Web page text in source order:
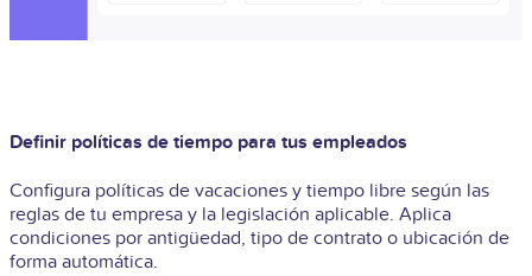
Definir políticas de tiempo para tus empleados
Configura políticas de vacaciones y tiempo libre según las
reglas de tu empresa y la legislación aplicable. Aplica
condiciones por antigüedad, tipo de contrato o ubicación de
forma automática.